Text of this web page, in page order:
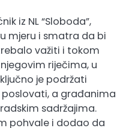
iz NL “Sloboda”,
mjeru i smatra da bi
važiti i tokom
riječima, u
je podržati
a građanima
sadržajima.
pohvale i dodao da